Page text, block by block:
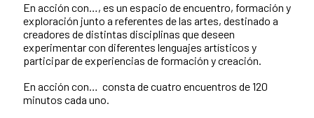
En acción con…, es un espacio de encuentro, formación y
exploración junto a referentes de las artes, destinado a
creadores de distintas disciplinas que deseen
experimentar con diferentes lenguajes artísticos y
participar de experiencias de formación y creación.
En acción con… consta de cuatro encuentros de 120
minutos cada uno.